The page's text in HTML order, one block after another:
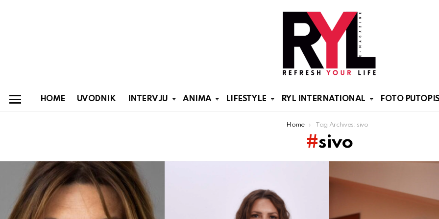
HOME UVODNIK INTERVJU ANIMA LIFESTYLE RYL INTERNATIONAL FOTO PUTOPISI
Home Tag Archives: sivo
sivo
Latest
stories